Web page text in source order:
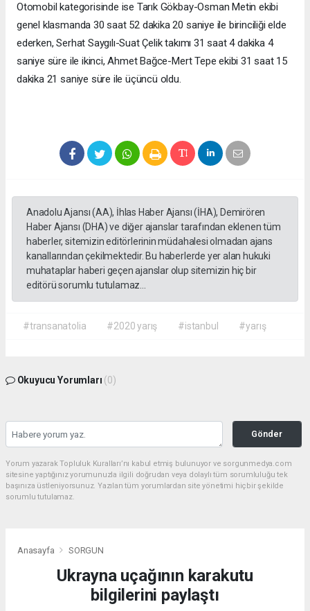
Otomobil kategorisinde ise Tarık Gökbay-Osman Metin ekibi
genel klasmanda 30 saat 52 dakika 20 saniye ile birinciliği elde
ederken, Serhat Saygılı-Suat Çelik takımı 31 saat 4 dakika 4
saniye süre ile ikinci, Ahmet Bağce-Mert Tepe ekibi 31 saat 15
dakika 21 saniye süre ile üçüncü oldu.
Anadolu Ajansı (AA), İhlas Haber Ajansı (İHA), Demirören
Haber Ajansı (DHA) ve diğer ajanslar tarafından eklenen tüm
haberler, sitemizin editörlerinin müdahalesi olmadan ajans
kanallarından çekilmektedir. Bu haberlerde yer alan hukuki
muhataplar haberi geçen ajanslar olup sitemizin hiç bir
editörü sorumlu tutulamaz...
#transanatolia #2020 yarış #istanbul #yarış
Okuyucu Yorumları (0)
Gönder
Yorum yazarak Topluluk Kuralları’nı kabul etmiş bulunuyor ve sorgunmedya.com
sitesine yaptığınız yorumunuzla ilgili doğrudan veya dolaylı tüm sorumluluğu tek
başınıza üstleniyorsunuz. Yazılan tüm yorumlardan site yönetimi hiçbir şekilde
sorumlu tutulamaz.
Anasayfa SORGUN
Ukrayna uçağının karakutu
bilgilerini paylaştı